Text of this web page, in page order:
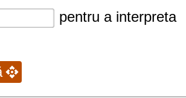
pentru a interpreta